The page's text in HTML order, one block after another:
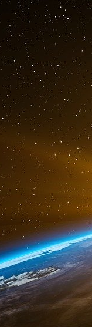
Ainsi, le
soutiennent
exhorté les
l’avaient
Fatah et ses
le résultat,
charge de
Il est vrai
encore en
les
faction qui
poursuivrait.
contre Israël
le Fatah ne
l’armée et la
Hamas après
ainsi que
dont elle
choix aussi
mènera à la